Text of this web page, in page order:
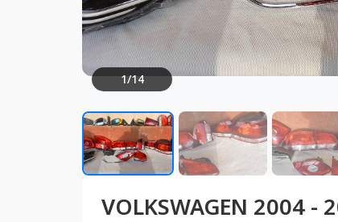
1/14
VOLKSWAGEN 2004